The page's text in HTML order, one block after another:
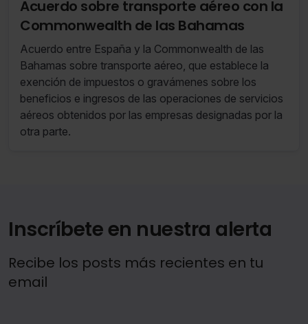
Acuerdo sobre transporte aéreo con la
Commonwealth de las Bahamas
Acuerdo entre España y la Commonwealth de las
Bahamas sobre transporte aéreo, que establece la
exención de impuestos o gravámenes sobre los
beneficios e ingresos de las operaciones de servicios
aéreos obtenidos por las empresas designadas por la
otra parte.
Inscríbete en nuestra alerta
Recibe los posts más recientes en tu
email